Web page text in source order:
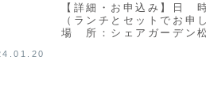
【詳細・お申込み】日
（ランチとセットでお申
場 所：シェアガーデン